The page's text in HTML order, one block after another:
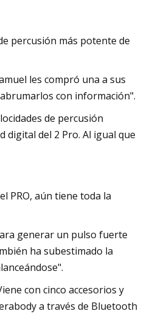
percusión más potente de
les compró una a sus
con información".
de percusión
digital del 2 Pro. Al igual que
PRO, aún tiene toda la
generar un pulso fuerte
ha subestimado la
con cinco accesorios y
a través de Bluetooth